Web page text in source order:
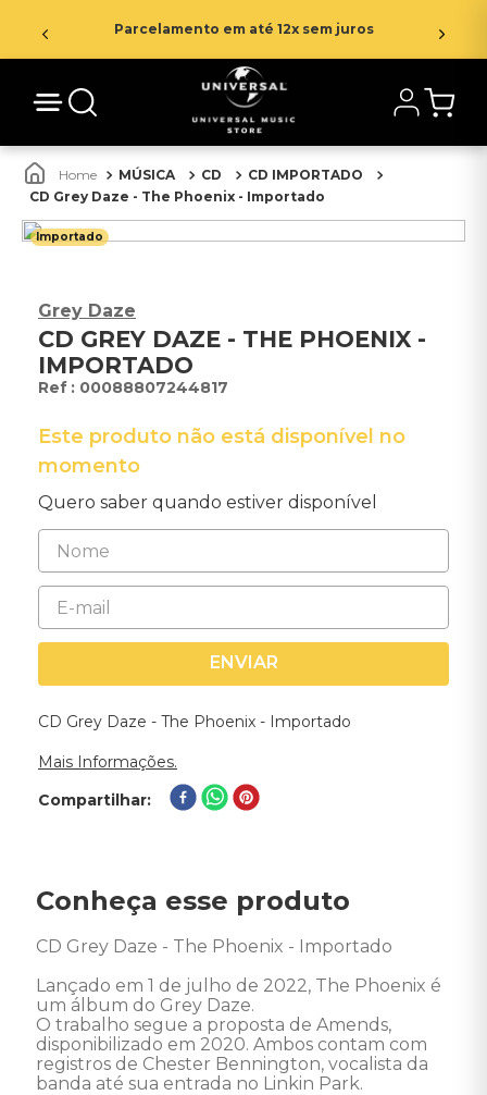
Parcelamento em até 12x sem juros
MÚSICA CD
CD IMPORTADO
CD Grey Daze - The Phoenix - Importado
Importado
Grey Daze
CD GREY DAZE - THE PHOENIX -
IMPORTADO
: 00088807244817
Este produto não está disponível no
momento
Quero saber quando estiver disponível
ENVIAR
CD Grey Daze - The Phoenix - Importado
Mais Informações.
Compartilhar
Conheça esse produto
CD Grey Daze - The Phoenix - Importado
Lançado em 1 de julho de 2022, The Phoenix é
um álbum do Grey Daze.
O trabalho segue a proposta de Amends,
disponibilizado em 2020. Ambos contam com
registros de Chester Bennington, vocalista da
banda até sua entrada no Linkin Park.